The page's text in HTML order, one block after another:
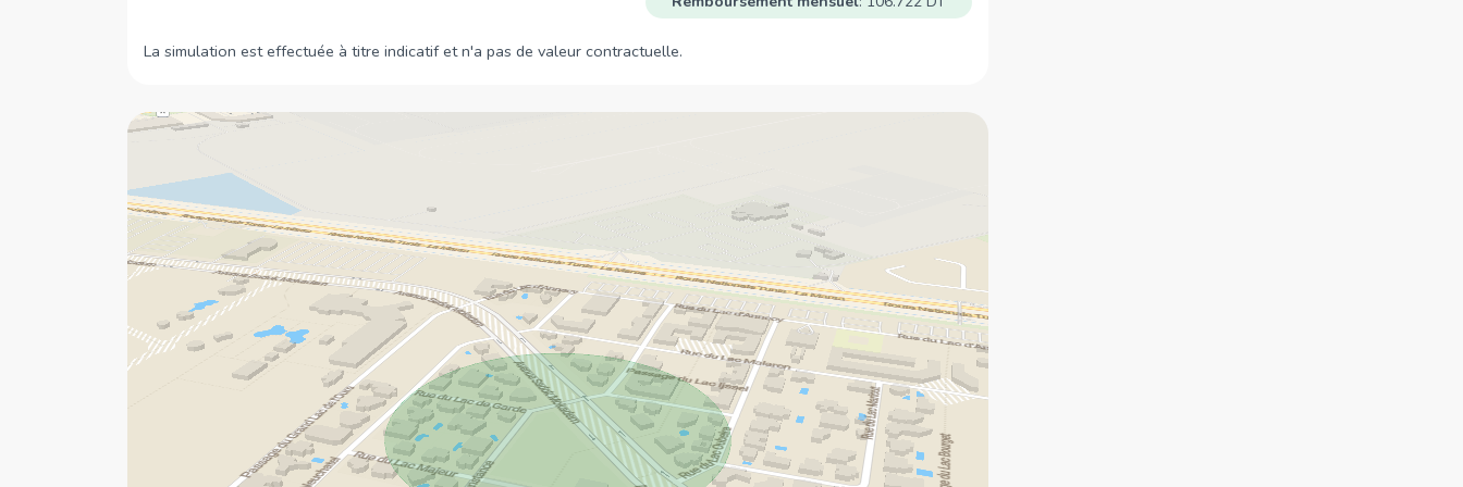
Polyclinique Les
280 m
Supermarchés
Monoprix -
Berges du Lac
Carrefour 2,8 Km
Magasins
Materna
0 m
Sufana
600 m
Magasins
660 m
La simulation est effectuée à titre indicatif et n'a pas de valeur contractuelle.